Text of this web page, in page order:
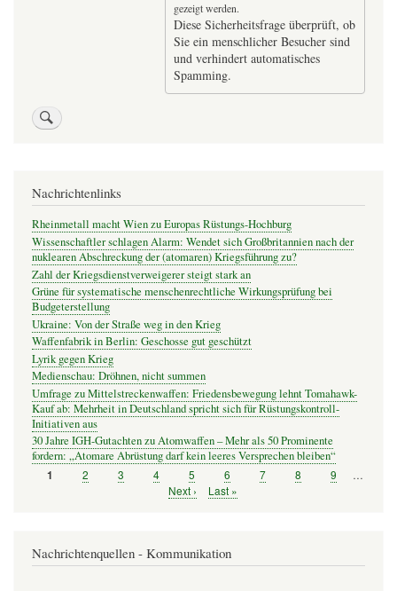
gezeigt werden.
Diese Sicherheitsfrage überprüft, ob
Sie ein menschlicher Besucher sind
und verhindert automatisches
Spamming.
Nachrichtenlinks
Rheinmetall macht Wien zu Europas Rüstungs-Hochburg
Wissenschaftler schlagen Alarm: Wendet sich Großbritannien nach der
nuklearen Abschreckung der (atomaren) Kriegsführung zu?
Zahl der Kriegsdienstverweigerer steigt stark an
Grüne für systematische menschenrechtliche Wirkungsprüfung bei
Budgeterstellung
Ukraine: Von der Straße weg in den Krieg
Waffenfabrik in Berlin: Geschosse gut geschützt
Lyrik gegen Krieg
Medienschau: Dröhnen, nicht summen
Umfrage zu Mittelstreckenwaffen: Friedensbewegung lehnt Tomahawk-
Kauf ab: Mehrheit in Deutschland spricht sich für Rüstungskontroll-
Initiativen aus
30 Jahre IGH-Gutachten zu Atomwaffen – Mehr als 50 Prominente
fordern: „Atomare Abrüstung darf kein leeres Versprechen bleiben“
Seitennummerierung
Seite
1 Seite
2 Seite
3 Seite
4 Seite
5 Seite
6 Seite
7 Seite
8 Seite
9
…
Nächste
Next ›
Letzte
Last »
Nachrichtenquellen - Kommunikation